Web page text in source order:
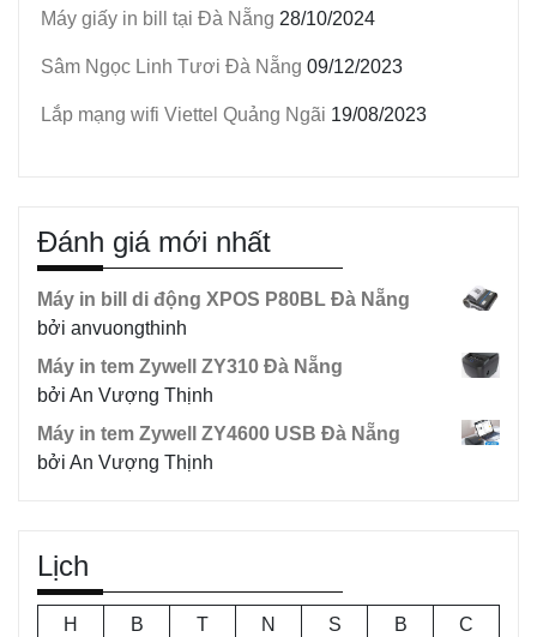
Máy giấy in bill tại Đà Nẵng 28/10/2024
Sâm Ngọc Linh Tươi Đà Nẵng 09/12/2023
Lắp mạng wifi Viettel Quảng Ngãi 19/08/2023
Đánh giá mới nhất
Máy in bill di động XPOS P80BL Đà Nẵng
bởi anvuongthinh
Máy in tem Zywell ZY310 Đà Nẵng
bởi An Vượng Thịnh
Máy in tem Zywell ZY4600 USB Đà Nẵng
bởi An Vượng Thịnh
Lịch
H B T N S B
C